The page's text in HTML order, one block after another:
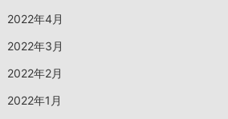
2022年4月
2022年3月
2022年2月
2022年1月